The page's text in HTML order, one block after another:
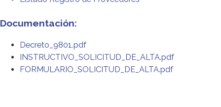
Documentación:
Decreto_9801.pdf
INSTRUCTIVO_SOLICITUD_DE_ALTA.pdf
FORMULARIO_SOLICITUD_DE_ALTA.pdf